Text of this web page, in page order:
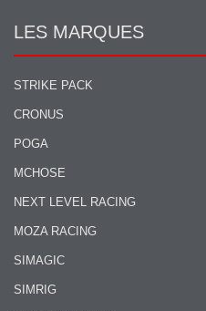
LES MARQUES
STRIKE PACK
CRONUS
POGA
MCHOSE
NEXT LEVEL RACING
MOZA RACING
SIMAGIC
SIMRIG